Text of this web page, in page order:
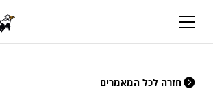
חזרה לכל המאמרים